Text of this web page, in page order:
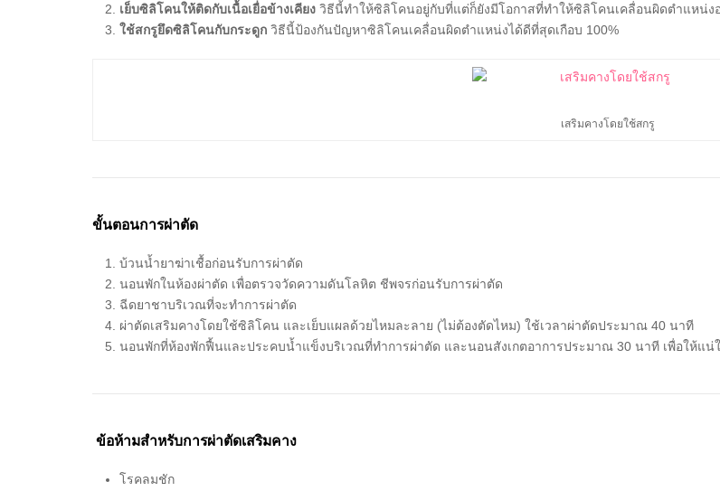
เย็บซิลิโคนให้ติดกับเนื้อเยื่อข้างเคียง วิธีนี้ทำให้ซิลิโคนอยู่กับที่แต่ก็ยังมีโอกาสที่ทำให้ซิลิโคนเคลื่อนผิดตำแหน่ง
ใช้สกรูยึดซิลิโคนกับกระดูก วิธีนี้ป้องกันปัญหาซิลิโคนเคลื่อนผิดตำแหน่งได้ดีที่สุดเกือบ 100%
เสริมคางโดยใช้สกรู
ขั้นตอนการผ่าตัด
บ้วนน้ำยาฆ่าเชื้อก่อนรับการผ่าตัด
นอนพักในห้องผ่าตัด เพื่อตรวจวัดความดันโลหิต ชีพจรก่อนรับการผ่าตัด
ฉีดยาชาบริเวณที่จะทำการผ่าตัด
ผ่าตัดเสริมคางโดยใช้ซิลิโคน และเย็บแผลด้วยไหมละลาย (ไม่ต้องตัดไหม) ใช้เวลาผ่าตัดประมาณ 40 นาที
นอนพักที่ห้องพักฟื้นและประคบน้ำแข็งบริเวณที่ทำการผ่าตัด และนอนสังเกตอาการประมาณ 30 นาที เพื่อให้แน่
ข้อห้ามสำหรับการผ่าตัดเสริมคาง
โรคลมชัก